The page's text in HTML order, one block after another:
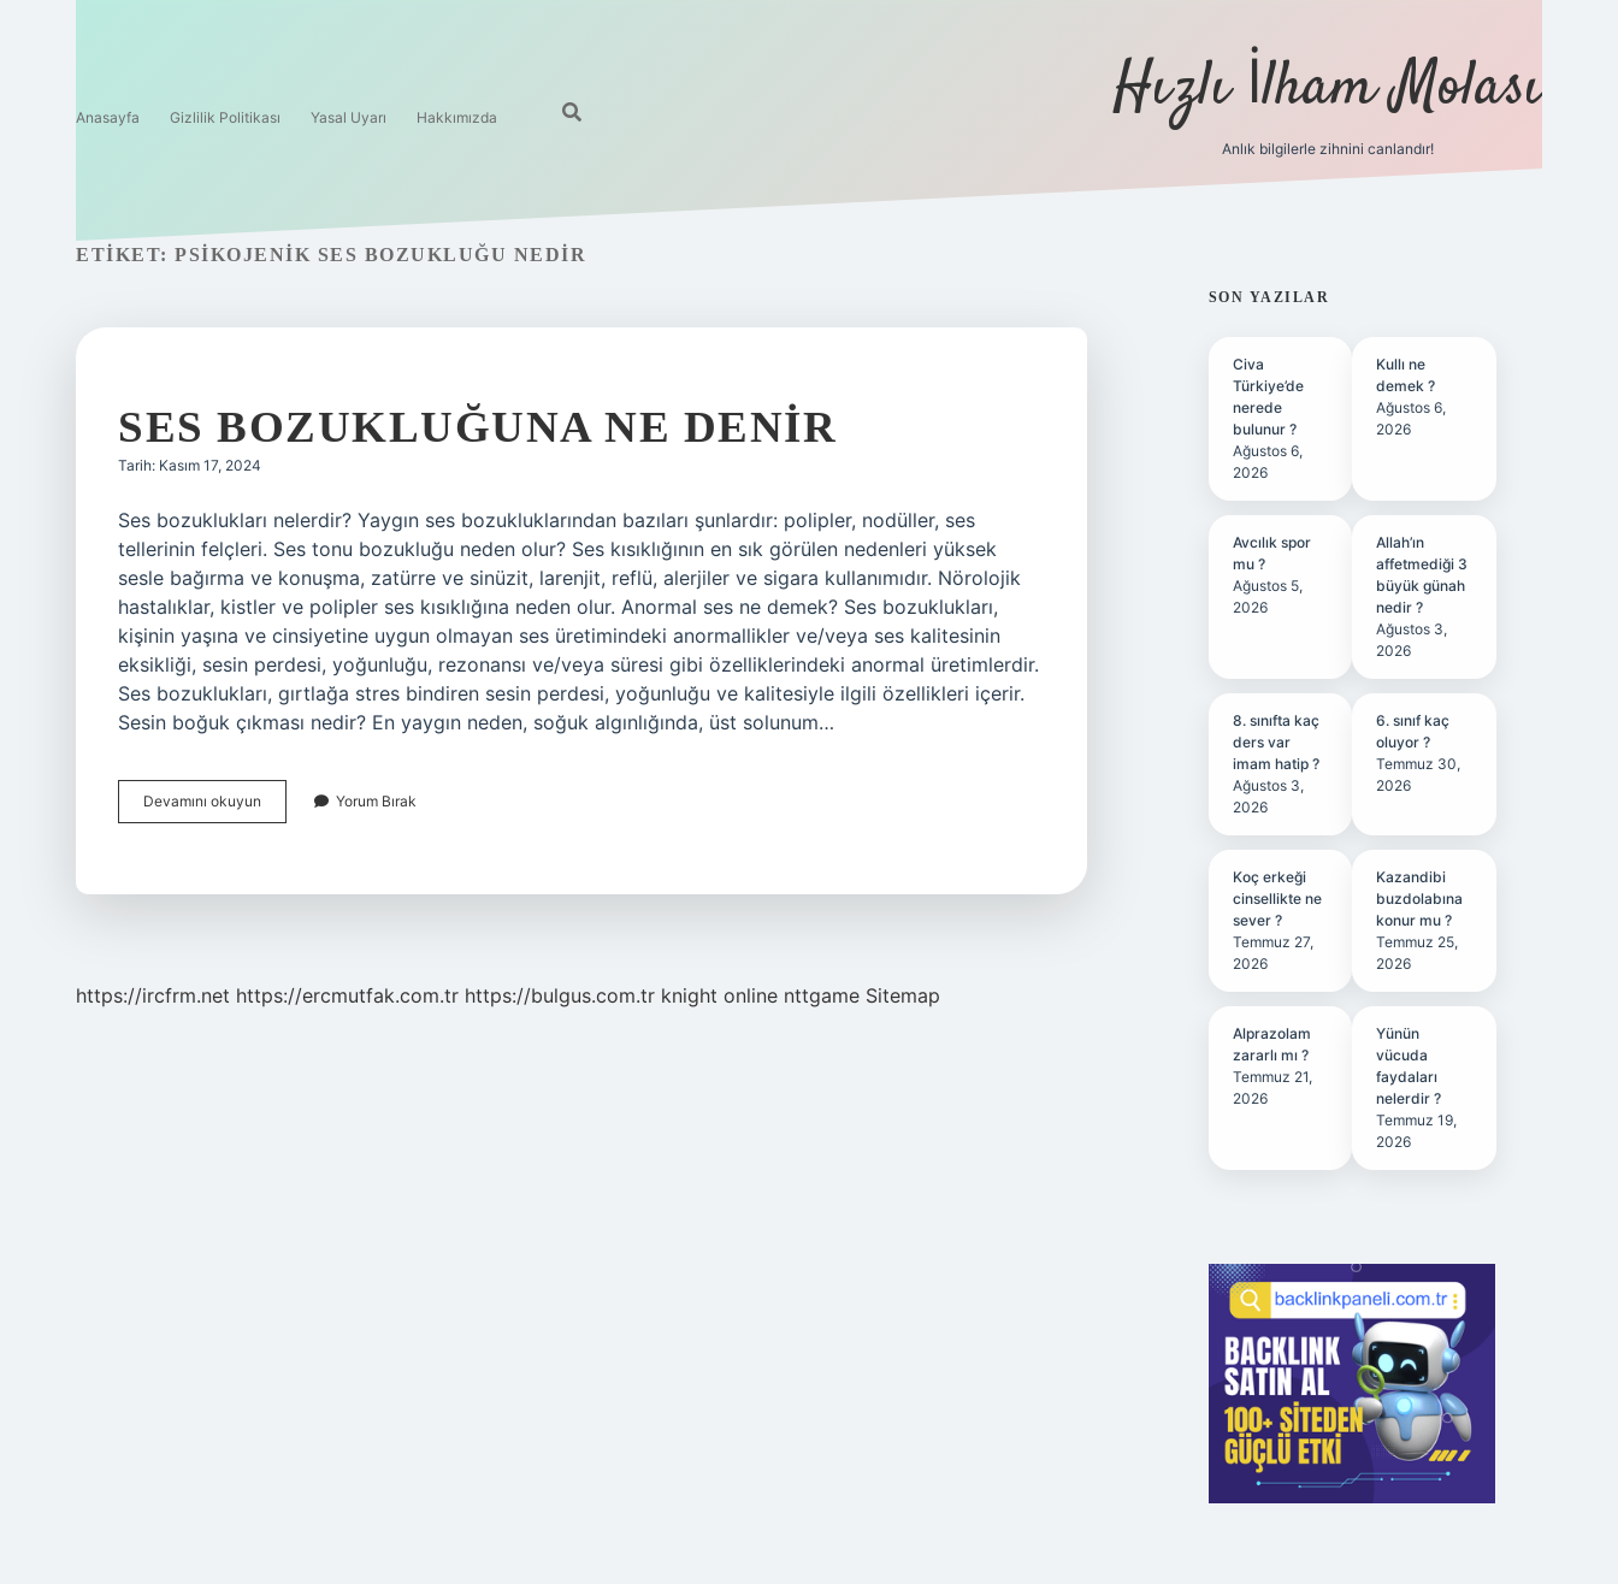
Anasayfa Gizlilik Politikası Yasal Uyarı Hakkımızda Hızlı İlham Molası
Anlık bilgilerle zihnini canlandır!
ETIKET: PSIKOJENIK SES BOZUKLUĞU NEDIR
SES BOZUKLUĞUNA NE DENIR
Tarih: Kasım 17, 2024
Ses bozuklukları nelerdir? Yaygın ses bozukluklarından bazıları şunlardır: polipler, nodüller, ses
tellerinin felçleri. Ses tonu bozukluğu neden olur? Ses kısıklığının en sık görülen nedenleri yüksek
sesle bağırma ve konuşma, zatürre ve sinüzit, larenjit, reflü, alerjiler ve sigara kullanımıdır. Nörolojik
hastalıklar, kistler ve polipler ses kısıklığına neden olur. Anormal ses ne demek? Ses bozuklukları,
kişinin yaşına ve cinsiyetine uygun olmayan ses üretimindeki anormallikler ve/veya ses kalitesinin
eksikliği, sesin perdesi, yoğunluğu, rezonansı ve/veya süresi gibi özelliklerindeki anormal üretimlerdir.
Ses bozuklukları, gırtlağa stres bindiren sesin perdesi, yoğunluğu ve kalitesiyle ilgili özellikleri içerir.
Sesin boğuk çıkması nedir? En yaygın neden, soğuk algınlığında, üst solunum…
Devamını okuyun
Bozukluğuna
Yorum Bırak
https://ircfrm.net https://ercmutfak.com.tr https://bulgus.com.tr knight online nttgame Sitemap
SIDEBAR
SON YAZILAR
Civa
Türkiye’de
nerede
bulunur ?
Ağustos 6,
2026
Kullı ne
demek ?
Ağustos 6,
2026
Avcılık spor
mu ?
Ağustos 5,
2026
Allah’ın
affetmediği 3
büyük günah
nedir ?
Ağustos 3,
2026
8. sınıfta kaç
ders var
imam hatip ?
Ağustos 3,
2026
6. sınıf kaç
oluyor ?
Temmuz 30,
2026
Koç erkeği
cinsellikte ne
sever ?
Temmuz 27,
2026
Kazandibi
buzdolabına
konur mu ?
Temmuz 25,
2026
Alprazolam
zararlı mı ?
Temmuz 21,
2026
Yünün
vücuda
faydaları
nelerdir ?
Temmuz 19,
2026